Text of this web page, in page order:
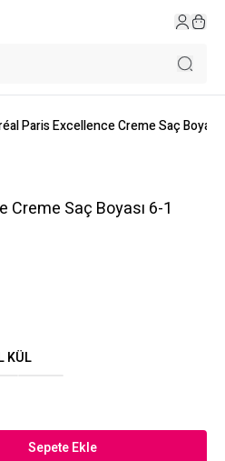
Paris Excellence Creme Saç Boyası
Creme Saç Boyası 6-1
KÜL
Sepete Ekle